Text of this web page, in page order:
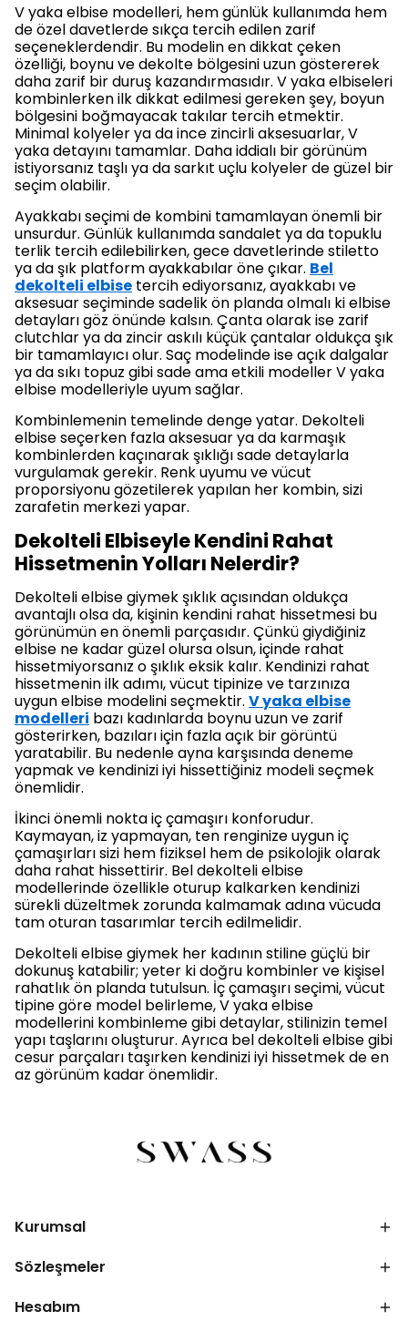
V yaka elbise modelleri, hem günlük kullanımda hem
de özel davetlerde sıkça tercih edilen zarif
seçeneklerdendir. Bu modelin en dikkat çeken
özelliği, boynu ve dekolte bölgesini uzun göstererek
daha zarif bir duruş kazandırmasıdır. V yaka elbiseleri
kombinlerken ilk dikkat edilmesi gereken şey, boyun
bölgesini boğmayacak takılar tercih etmektir.
Minimal kolyeler ya da ince zincirli aksesuarlar, V
yaka detayını tamamlar. Daha iddialı bir görünüm
istiyorsanız taşlı ya da sarkıt uçlu kolyeler de güzel bir
seçim olabilir.
Ayakkabı seçimi de kombini tamamlayan önemli bir
unsurdur. Günlük kullanımda sandalet ya da topuklu
terlik tercih edilebilirken, gece davetlerinde stiletto
ya da şık platform ayakkabılar öne çıkar. Bel
dekolteli elbise tercih ediyorsanız, ayakkabı ve
aksesuar seçiminde sadelik ön planda olmalı ki elbise
detayları göz önünde kalsın. Çanta olarak ise zarif
clutchlar ya da zincir askılı küçük çantalar oldukça şık
bir tamamlayıcı olur. Saç modelinde ise açık dalgalar
ya da sıkı topuz gibi sade ama etkili modeller V yaka
elbise modelleriyle uyum sağlar.
Kombinlemenin temelinde denge yatar. Dekolteli
elbise seçerken fazla aksesuar ya da karmaşık
kombinlerden kaçınarak şıklığı sade detaylarla
vurgulamak gerekir. Renk uyumu ve vücut
proporsiyonu gözetilerek yapılan her kombin, sizi
zarafetin merkezi yapar.
Dekolteli Elbiseyle Kendini Rahat
Hissetmenin Yolları Nelerdir?
Dekolteli elbise giymek şıklık açısından oldukça
avantajlı olsa da, kişinin kendini rahat hissetmesi bu
görünümün en önemli parçasıdır. Çünkü giydiğiniz
elbise ne kadar güzel olursa olsun, içinde rahat
hissetmiyorsanız o şıklık eksik kalır. Kendinizi rahat
hissetmenin ilk adımı, vücut tipinize ve tarzınıza
uygun elbise modelini seçmektir. V yaka elbise
modelleri bazı kadınlarda boynu uzun ve zarif
gösterirken, bazıları için fazla açık bir görüntü
yaratabilir. Bu nedenle ayna karşısında deneme
yapmak ve kendinizi iyi hissettiğiniz modeli seçmek
önemlidir.
İkinci önemli nokta iç çamaşırı konforudur.
Kaymayan, iz yapmayan, ten renginize uygun iç
çamaşırları sizi hem fiziksel hem de psikolojik olarak
daha rahat hissettirir. Bel dekolteli elbise
modellerinde özellikle oturup kalkarken kendinizi
sürekli düzeltmek zorunda kalmamak adına vücuda
tam oturan tasarımlar tercih edilmelidir.
Dekolteli elbise giymek her kadının stiline güçlü bir
dokunuş katabilir; yeter ki doğru kombinler ve kişisel
rahatlık ön planda tutulsun. İç çamaşırı seçimi, vücut
tipine göre model belirleme, V yaka elbise
modellerini kombinleme gibi detaylar, stilinizin temel
yapı taşlarını oluşturur. Ayrıca bel dekolteli elbise gibi
cesur parçaları taşırken kendinizi iyi hissetmek de en
az görünüm kadar önemlidir.
Kurumsal
Sözleşmeler
Hesabım